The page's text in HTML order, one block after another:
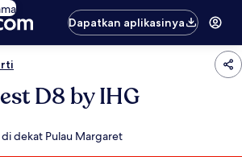
Dapatkan aplikasinya
D8 by IHG
dekat Pulau Margaret